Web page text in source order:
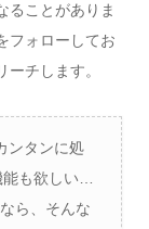
ることがありま
フォローしてお
チします。
ンタンに処
も欲しい…
ら、そんな